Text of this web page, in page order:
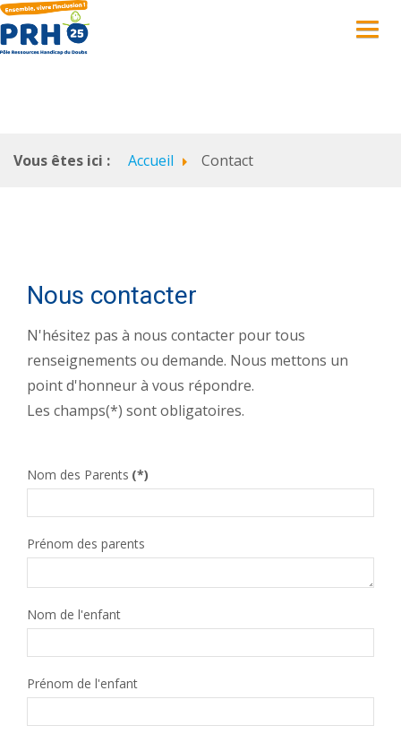
ACCOMPAGNER LES PROFESSIONNELS
Vous êtes ici : Accueil Contact
Nous contacter
N'hésitez pas à nous contacter pour tous
renseignements ou demande. Nous mettons un
point d'honneur à vous répondre.
Les champs(*) sont obligatoires.
Nom des Parents (*)
Prénom des parents
Nom de l'enfant
Prénom de l'enfant